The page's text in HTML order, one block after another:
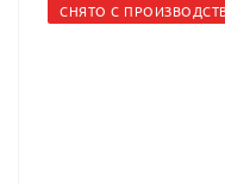
СНЯТО С